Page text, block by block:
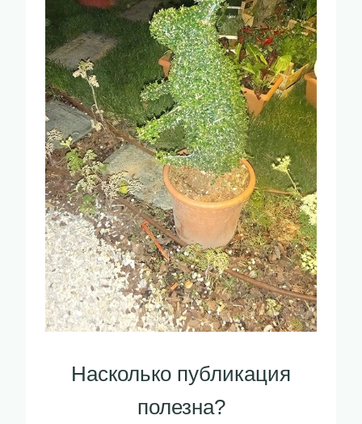
Насколько публикация
полезна?